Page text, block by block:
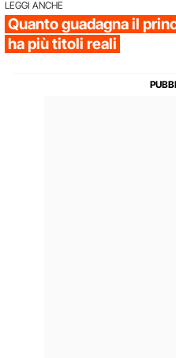
LEGGI ANCHE
Quanto guadagna il
ha più titoli reali